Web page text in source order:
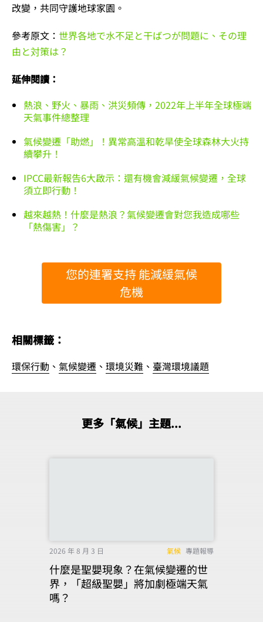
改變，共同守護地球家園。
參考原文： 世界各地で水不足と干ばつが問題に、その理
由と対策は？
延伸閱讀：
熱浪、野火、暴雨、洪災頻傳，2022年上半年全球極端
天氣事件總整理
氣候變遷「助燃」！異常高溫和乾旱使全球森林大火持
續攀升！
IPCC最新報告6大啟示：還有機會減緩氣候變遷，全球
須立即行動！
越來越熱！什麼是熱浪？氣候變遷會對您我造成哪些
「熱傷害」？
您的連署支持 能減緩氣候
危機
相關標籤：
環保行動 、 氣候變遷 、 環境災難 、 臺灣環境議題
更多「氣候」主題...
2026 年 8 月 3 日 氣候 專題報導
什麼是聖嬰現象？在氣候變遷的世
界，「超級聖嬰」將加劇極端天氣
嗎？